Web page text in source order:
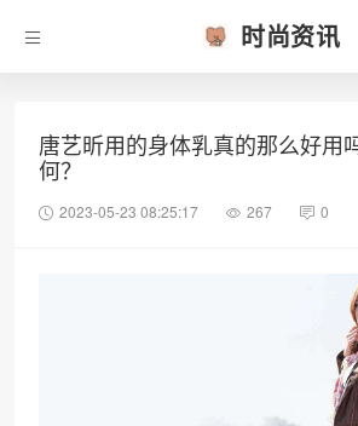
时尚资讯
唐艺昕用的身体乳真的那么好用
何？
2023-05-23 08:25:17 267 0